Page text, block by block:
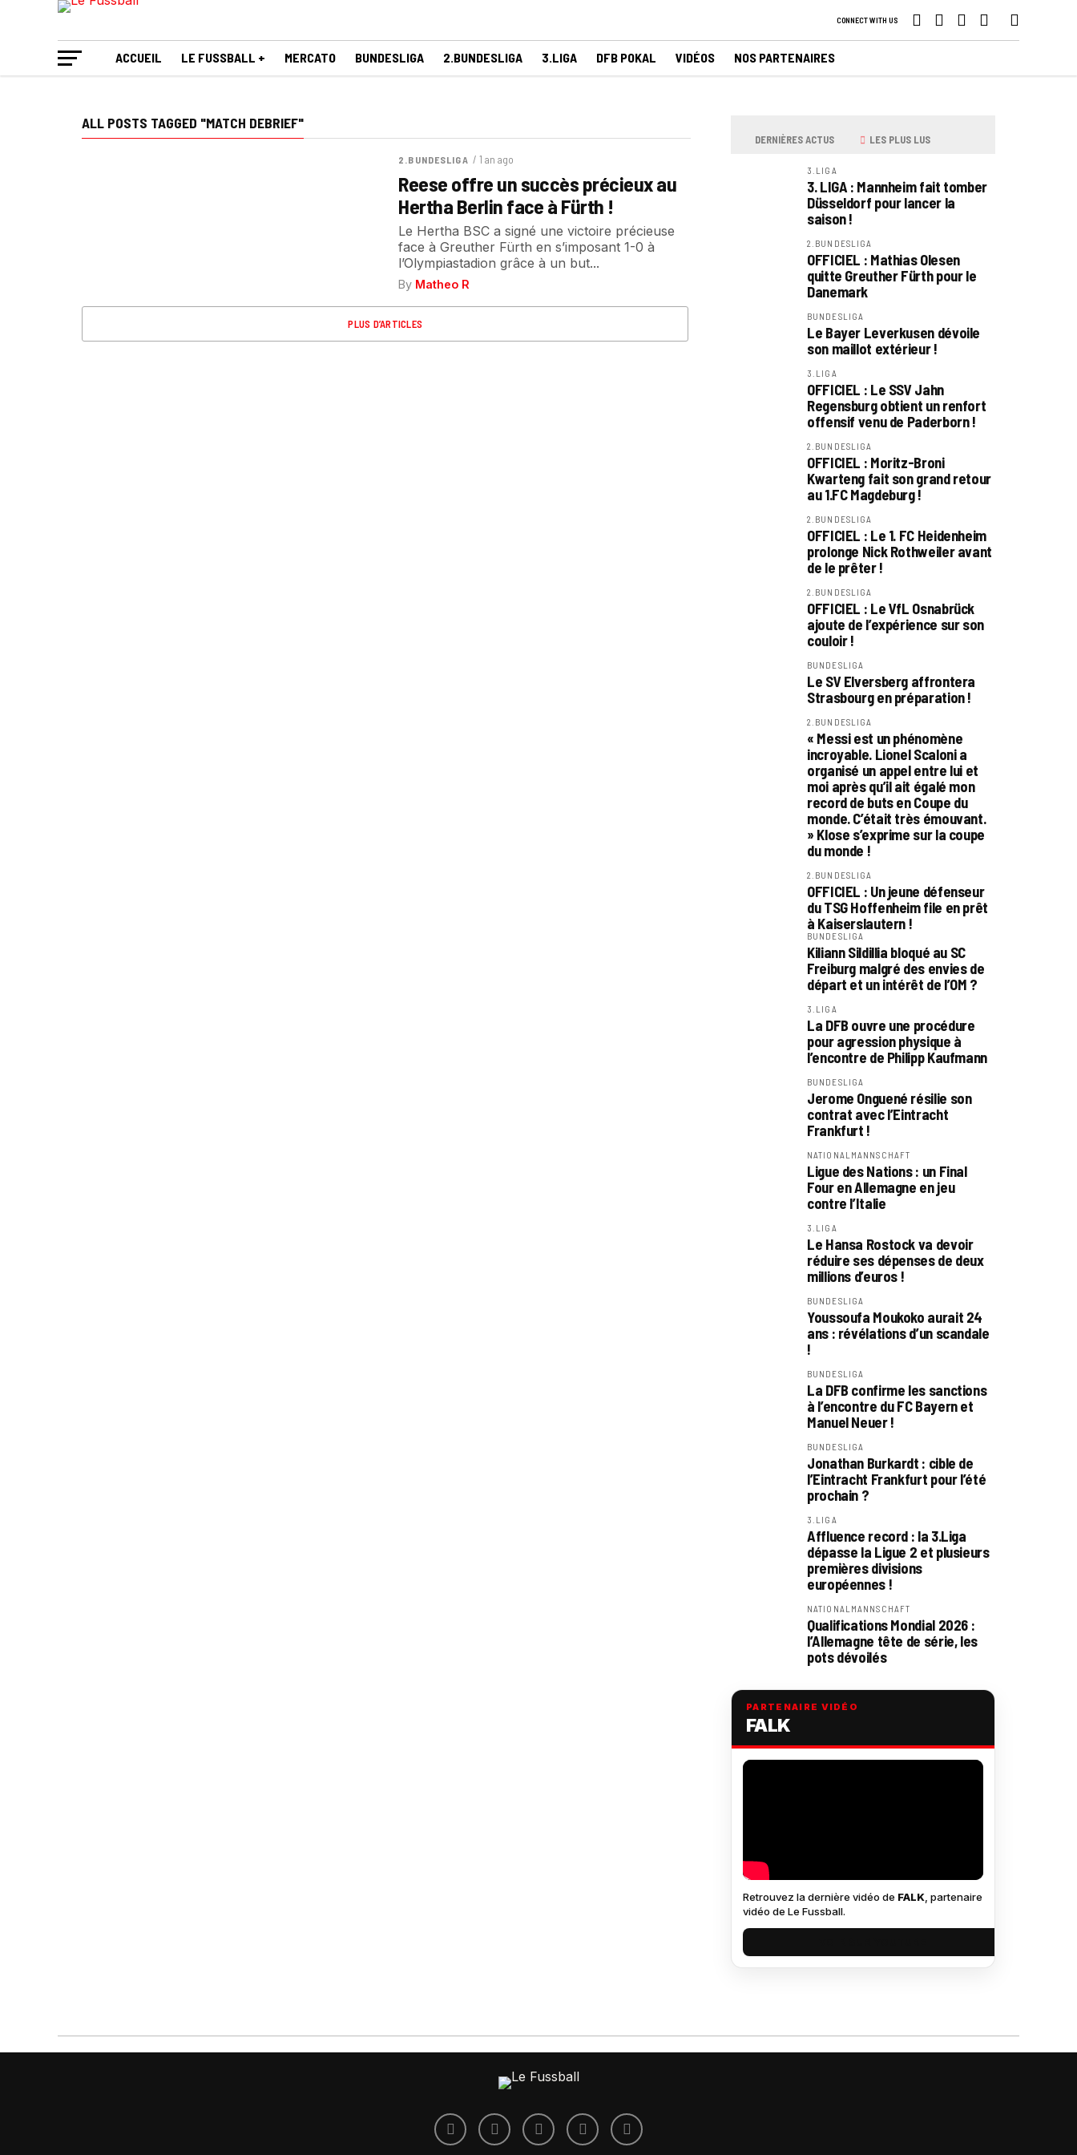
CONNECT WITH US
ACCUEIL LE FUSSBALL + MERCATO BUNDESLIGA 2.BUNDESLIGA 3.LIGA DFB POKAL VIDÉOS NOS PARTENAIRES
ALL POSTS TAGGED "MATCH DEBRIEF"
2.BUNDESLIGA / 1 an ago
Reese offre un succès précieux au
Hertha Berlin face à Fürth !
Le Hertha BSC a signé une victoire précieuse
face à Greuther Fürth en s’imposant 1-0 à
l’Olympiastadion grâce à un but...
By Matheo R
PLUS D’ARTICLES
DERNIÈRES ACTUS LES PLUS LUS
3.LIGA
3. LIGA : Mannheim fait tomber
Düsseldorf pour lancer la
saison !
2.BUNDESLIGA
OFFICIEL : Mathias Olesen
quitte Greuther Fürth pour le
Danemark
BUNDESLIGA
Le Bayer Leverkusen dévoile
son maillot extérieur !
3.LIGA
OFFICIEL : Le SSV Jahn
Regensburg obtient un renfort
offensif venu de Paderborn !
2.BUNDESLIGA
OFFICIEL : Moritz-Broni
Kwarteng fait son grand retour
au 1.FC Magdeburg !
2.BUNDESLIGA
OFFICIEL : Le 1. FC Heidenheim
prolonge Nick Rothweiler avant
de le prêter !
2.BUNDESLIGA
OFFICIEL : Le VfL Osnabrück
ajoute de l’expérience sur son
couloir !
BUNDESLIGA
Le SV Elversberg affrontera
Strasbourg en préparation !
2.BUNDESLIGA
« Messi est un phénomène
incroyable. Lionel Scaloni a
organisé un appel entre lui et
moi après qu’il ait égalé mon
record de buts en Coupe du
monde. C’était très émouvant.
» Klose s’exprime sur la coupe
du monde !
2.BUNDESLIGA
OFFICIEL : Un jeune défenseur
du TSG Hoffenheim file en prêt
à Kaiserslautern !
BUNDESLIGA
Kiliann Sildillia bloqué au SC
Freiburg malgré des envies de
départ et un intérêt de l’OM ?
3.LIGA
La DFB ouvre une procédure
pour agression physique à
l’encontre de Philipp Kaufmann
BUNDESLIGA
Jerome Onguené résilie son
contrat avec l’Eintracht
Frankfurt !
NATIONALMANNSCHAFT
Ligue des Nations : un Final
Four en Allemagne en jeu
contre l’Italie
3.LIGA
Le Hansa Rostock va devoir
réduire ses dépenses de deux
millions d’euros !
BUNDESLIGA
Youssoufa Moukoko aurait 24
ans : révélations d’un scandale
!
BUNDESLIGA
La DFB confirme les sanctions
à l’encontre du FC Bayern et
Manuel Neuer !
BUNDESLIGA
Jonathan Burkardt : cible de
l’Eintracht Frankfurt pour l’été
prochain ?
3.LIGA
Affluence record : la 3.Liga
dépasse la Ligue 2 et plusieurs
premières divisions
européennes !
NATIONALMANNSCHAFT
Qualifications Mondial 2026 :
l’Allemagne tête de série, les
pots dévoilés
PARTENAIRE VIDÉO
FALK
Retrouvez la dernière vidéo de FALK , partenaire
vidéo de Le Fussball.